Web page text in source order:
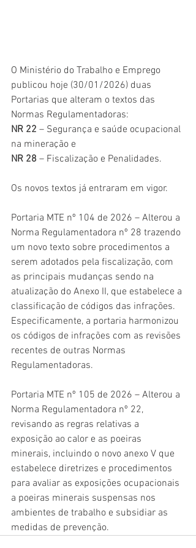
O Ministério do Trabalho e Emprego
publicou hoje (30/01/2026) duas
Portarias que alteram o textos das
Normas Regulamentadoras:
NR 22 – Segurança e saúde ocupacional
na mineração e
NR 28 – Fiscalização e Penalidades.
Os novos textos já entraram em vigor.
Portaria MTE nº 104 de 2026 – Alterou a
Norma Regulamentadora nº 28 trazendo
um novo texto sobre procedimentos a
serem adotados pela fiscalização, com
as principais mudanças sendo na
atualização do Anexo II, que estabelece a
classificação de códigos das infrações.
Especificamente, a portaria harmonizou
os códigos de infrações com as revisões
recentes de outras Normas
Regulamentadoras.
Portaria MTE nº 105 de 2026 – Alterou a
Norma Regulamentadora nº 22,
revisando as regras relativas a
exposição ao calor e as poeiras
minerais, incluindo o novo anexo V que
estabelece diretrizes e procedimentos
para avaliar as exposições ocupacionais
a poeiras minerais suspensas nos
ambientes de trabalho e subsidiar as
medidas de prevenção.